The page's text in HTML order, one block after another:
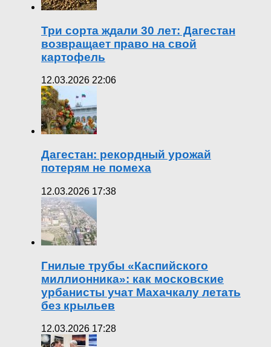
Три сорта ждали 30 лет: Дагестан
возвращает право на свой
картофель
12.03.2026 22:06
Дагестан: рекордный урожай
потерям не помеха
12.03.2026 17:38
Гнилые трубы «Каспийского
миллионника»: как московские
урбанисты учат Махачкалу летать
без крыльев
12.03.2026 17:28